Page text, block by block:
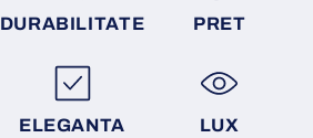
DURABILITATE PRET
ELEGANTA LUX